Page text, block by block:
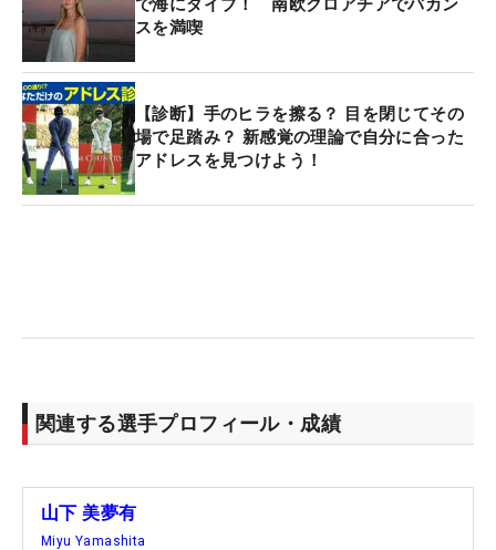
で海にダイブ！ 南欧クロアチアでバカン
スを満喫
【診断】手のヒラを擦る？ 目を閉じてその
場で足踏み？ 新感覚の理論で自分に合った
アドレスを見つけよう！
関連する選手プロフィール・成績
山下 美夢有
Miyu Yamashita